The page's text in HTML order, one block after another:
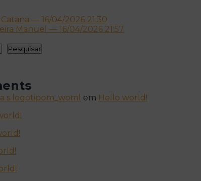
— 16/04/2026 21:30
Manuel — 16/04/2026 21:57
Pesquisar
s logotipom_woml em Hello world!